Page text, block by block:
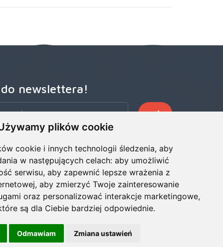
plików cookie
cookie i innych technologii śledzenia, aby
w następujących celach: aby umożliwić
serwisu, aby zapewnić lepsze wrażenia z
, aby zmierzyć Twoje zainteresowanie
oraz personalizować interakcje marketingowe,
są dla Ciebie bardziej odpowiednie.
Odmawiam Zmiana ustawień
newslettera!
Newslettera, aby otrzymywać wczesne oferty